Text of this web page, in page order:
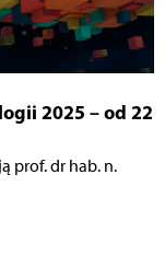
2025 – od 22
prof. dr hab. n.